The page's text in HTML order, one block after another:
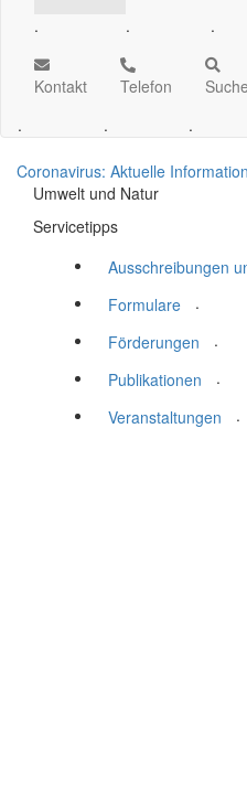
.
.
.
Kontakt
.
Telefon
.
Suche
.
Coronavirus: Aktuelle
Umwelt und Natur
Servicetipps
Ausschreibungen
Formulare
.
Förderungen
.
Publikationen
.
Veranstaltungen
.